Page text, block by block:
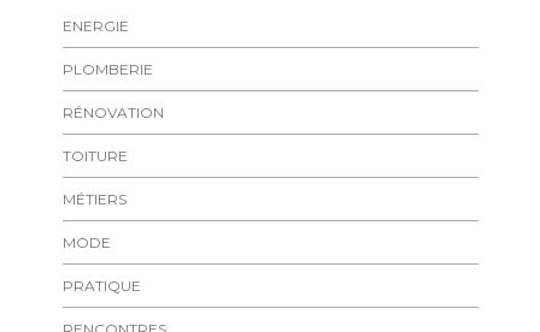
ENERGIE
PLOMBERIE
RÉNOVATION
TOITURE
MÉTIERS
MODE
PRATIQUE